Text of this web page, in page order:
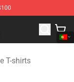
Shop
T-shirts